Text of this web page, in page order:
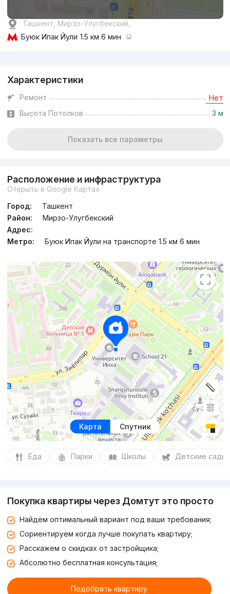
Ташкент, Мирзо-Улугбекский,
Буюк Ипак Йули 1.5 км 6 мин
Характеристики
Ремонт Нет
Высота Потолков 3 м
Показать все параметры
Расположение и инфраструктура
Открыть в Google Картах
Город:
Ташкент
Район:
Мирзо-Улугбекский
Адрес:
Метро:
Буюк Ипак Йули на транспорте 1.5 км 6 мин
Карта Спутник
Еда Парки Школы Детские сады
Покупка квартиры через Домтут это просто
Найдём оптимальный вариант под ваши требования;
Сориентируем когда лучше покупать квартиру;
Расскажем о скидках от застройщика;
Абсолютно бесплатная консультация;
Подобрать квартиру